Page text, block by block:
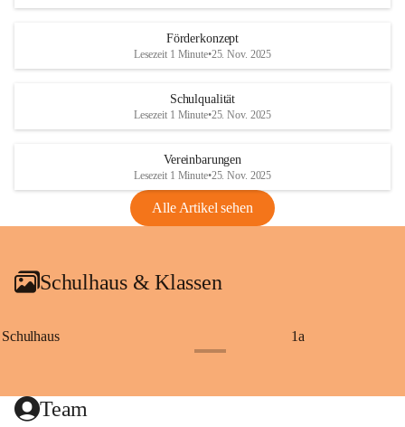
Förderkonzept
Lesezeit 1 Minute•25. Nov. 2025
Schulqualität
Lesezeit 1 Minute•25. Nov. 2025
Vereinbarungen
Lesezeit 1 Minute•25. Nov. 2025
Alle Artikel sehen
Schulhaus & Klassen
Schulhaus 1a
Team